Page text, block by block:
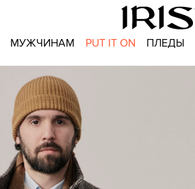
МУЖЧИНАМ PUT IT ON ПЛЕДЫ